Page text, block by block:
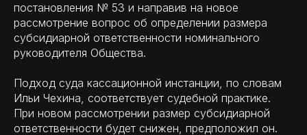
постановления № 53 и направив на новое
рассмотрение вопрос об определении размера
субсидиарной ответственности номинального
руководителя Общества.
Подход суда кассационной инстанции, по словам
Ильи Чехина, соответствует судебной практике.
При новом рассмотрении размер субсидиарной
ответственности будет снижен, предположил он.